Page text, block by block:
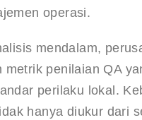
operasi.
mendalam,
metrik penilaian QA
perilaku lokal.
hanya diukur dari